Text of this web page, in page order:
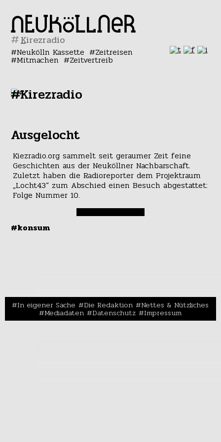
#
Neukölln Kassette Zeitreisen
Mitmachen Zeitvertreib
#Kirezradio
Ausgelocht
Kiezradio.org sammelt seit geraumer Zeit feine
Geschichten aus der Neuköllner Nachbarschaft.
Zuletzt haben die Radioreporter dem Projektraum
„Locht43“ zum Abschied einen Besuch abgestattet:
Folge Nummer 10.
#konsum
In eigener Sache Die Redaktion Nettes & Nützliches
Mediadaten Datenschutz Impressum